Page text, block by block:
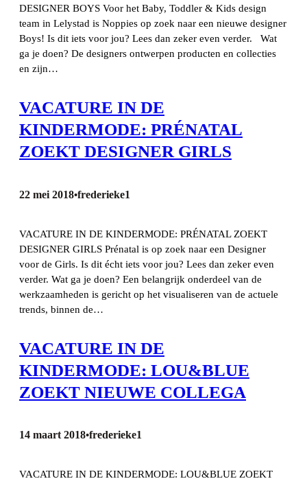
DESIGNER BOYS Voor het Baby, Toddler & Kids design
team in Lelystad is Noppies op zoek naar een nieuwe designer
Boys! Is dit iets voor jou? Lees dan zeker even verder. Wat
ga je doen? De designers ontwerpen producten en collecties
en zijn…
VACATURE IN DE
KINDERMODE: PRÉNATAL
ZOEKT DESIGNER GIRLS
22 mei 2018•frederieke1
VACATURE IN DE KINDERMODE: PRÉNATAL ZOEKT
DESIGNER GIRLS Prénatal is op zoek naar een Designer
voor de Girls. Is dit écht iets voor jou? Lees dan zeker even
verder. Wat ga je doen? Een belangrijk onderdeel van de
werkzaamheden is gericht op het visualiseren van de actuele
trends, binnen de…
VACATURE IN DE
KINDERMODE: LOU&BLUE
ZOEKT NIEUWE COLLEGA
14 maart 2018•frederieke1
VACATURE IN DE KINDERMODE: LOU&BLUE ZOEKT